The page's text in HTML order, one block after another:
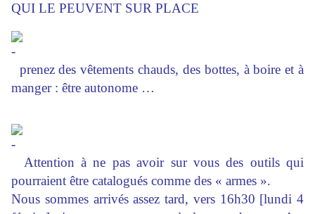
QUI LE PEUVENT SUR PLACE
prenez des vêtements chauds, des bottes, à boire et à
manger : être autonome …
Attention à ne pas avoir sur vous des outils qui
pourraient être catalogués comme des « armes ».
Nous sommes arrivés assez tard, vers 16h30 [lundi 4